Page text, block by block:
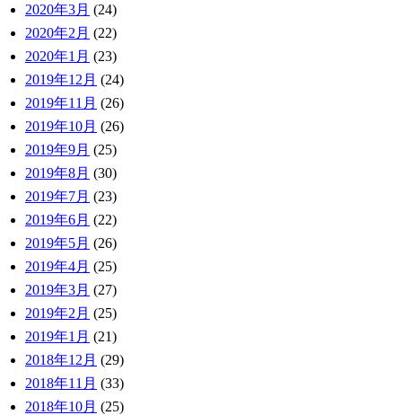
2020年3月 (24)
2020年2月 (22)
2020年1月 (23)
2019年12月 (24)
2019年11月 (26)
2019年10月 (26)
2019年9月 (25)
2019年8月 (30)
2019年7月 (23)
2019年6月 (22)
2019年5月 (26)
2019年4月 (25)
2019年3月 (27)
2019年2月 (25)
2019年1月 (21)
2018年12月 (29)
2018年11月 (33)
2018年10月 (25)